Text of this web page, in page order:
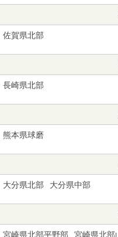
佐賀県北部
長崎県北部
熊本県球磨
大分県北部 大分県中部
宮崎県北部平野部 宮崎県北部